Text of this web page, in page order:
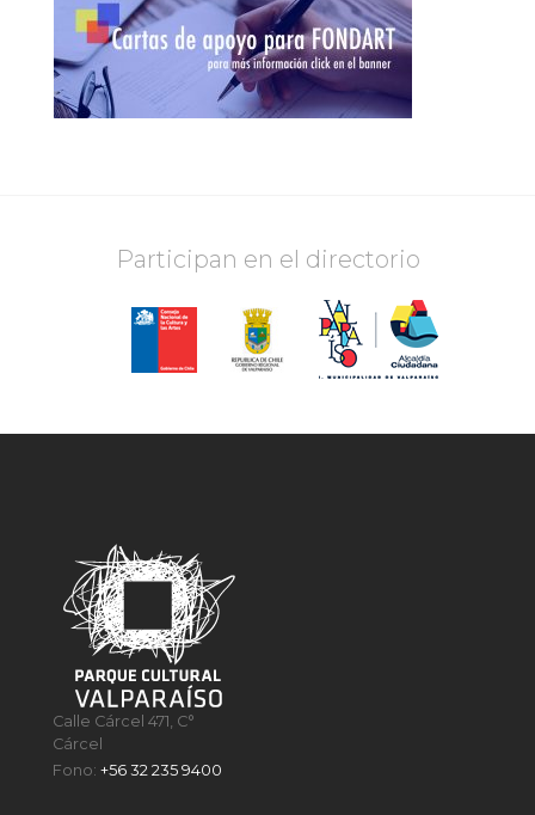
Participan en el directorio
Calle Cárcel 471, C°
Cárcel
Fono:+56 32 235 9400